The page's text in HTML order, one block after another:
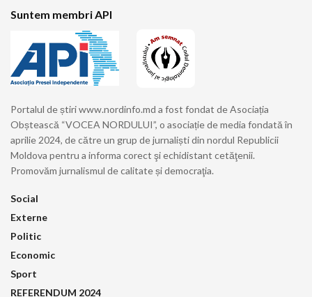
Suntem membri API
Portalul de știri www.nordinfo.md a fost fondat de Asociația
Obștească “VOCEA NORDULUI”, o asociație de media fondată în
aprilie 2024, de către un grup de jurnaliști din nordul Republicii
Moldova pentru a informa corect şi echidistant cetăţenii.
Promovăm jurnalismul de calitate și democraţia.
Social
Externe
Politic
Economic
Sport
REFERENDUM 2024